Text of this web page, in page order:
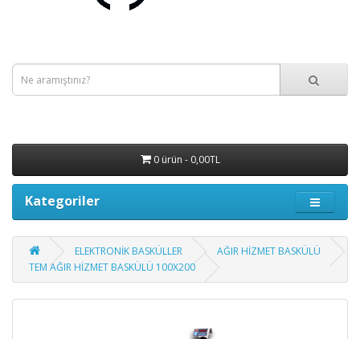
0 ürün - 0,00TL
Kategoriler
ELEKTRONİK BASKÜLLER
AĞIR HİZMET BASKÜLÜ
TEM AĞIR HİZMET BASKÜLÜ 100X200